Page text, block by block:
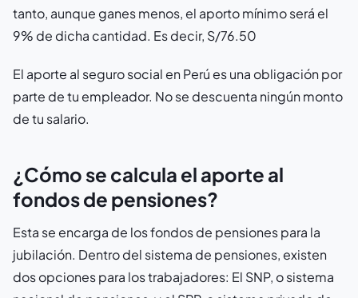
tanto, aunque ganes menos, el aporto mínimo será el
9% de dicha cantidad. Es decir, S/76.50
El aporte al seguro social en Perú es una obligación por
parte de tu empleador. No se descuenta ningún monto
de tu salario.
¿Cómo se calcula el aporte al
fondos de pensiones?
Esta se encarga de los fondos de pensiones para la
jubilación. Dentro del sistema de pensiones, existen
dos opciones para los trabajadores: El SNP, o sistema